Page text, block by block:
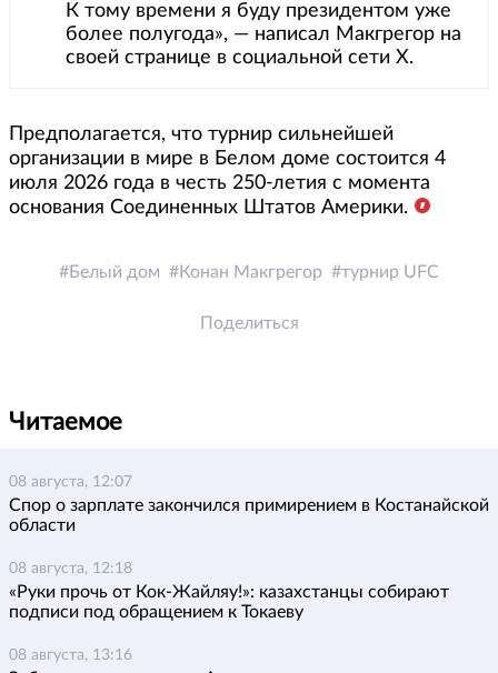
К тому времени я буду президентом уже
более полугода», — написал Макгрегор на
своей странице в социальной сети Х.
Предполагается, что турнир сильнейшей
организации в мире в Белом доме состоится 4
июля 2026 года в честь 250-летия с момента
основания Соединенных Штатов Америки.
Белый дом Конан Макгрегор турнир UFC
Поделиться
Читаемое
08 августа, 12:07
Спор о зарплате закончился примирением в Костанайской
области
08 августа, 12:18
«Руки прочь от Кок-Жайляу!»: казахстанцы собирают
подписи под обращением к Токаеву
08 августа, 13:16